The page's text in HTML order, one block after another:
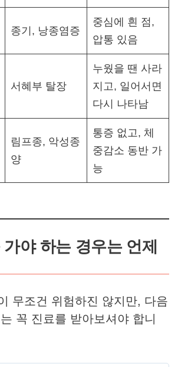
종기, 낭종염증
중심에 흰 점,
압통 있음
서혜부 탈장
누웠을 땐 사라
지고, 일어서면
다시 나타남
림프종, 악성종
양
통증 없고, 체
중감소 동반 가
능
야 하는 경우는 언제
무조건 위험하진 않지만, 다음
꼭 진료를 받아보셔야 합니